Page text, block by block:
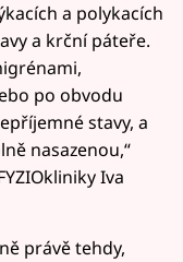
a polykacích
a krční páteře.
po obvodu
stavy, a
nasazenou,“
Iva
právě tehdy,